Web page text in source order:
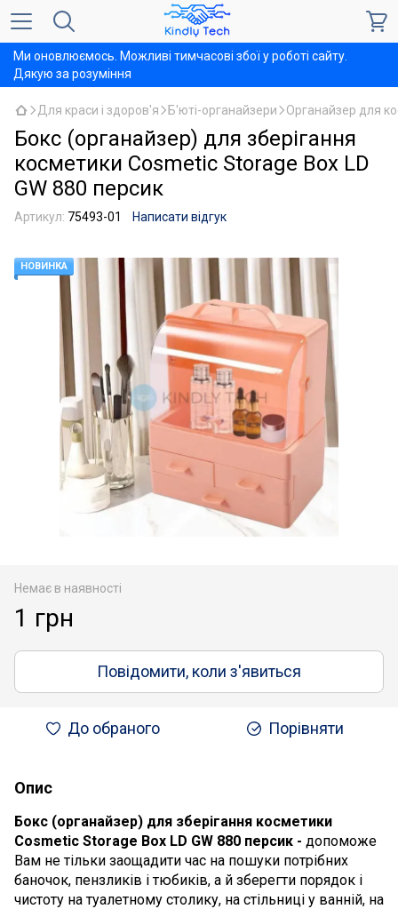
Ми оновлюємось. Можливі тимчасові збої у роботі сайту.
Дякую за розуміння
Для краси і здоров'я Б'юті-органайзери Органайзер для
Бокс (органайзер) для зберігання
косметики Cosmetic Storage Box LD
GW 880 персик
Артикул: 75493-01 Написати відгук
НОВИНКА
Немає в наявності
1 грн
Повідомити, коли з'явиться
До обраного Порівняти
Опис
Бокс (органайзер) для зберігання косметики
Cosmetic Storage Box LD GW 880 персик - допоможе
Вам не тільки заощадити час на пошуки потрібних
баночок, пензликів і тюбиків, а й зберегти порядок і
чистоту на туалетному столику, на стільниці у ванній, на